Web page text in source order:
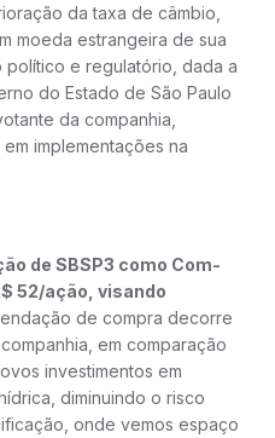
da taxa de câmbio,
moeda estrangeira de sua
político e regulatório, dada a
do Estado de São Paulo
da companhia,
implementações na
de SBSP3 como Com-
52/ação, visando
de compra decorre
em comparação
investimentos em
diminuindo o risco
onde vemos espaço